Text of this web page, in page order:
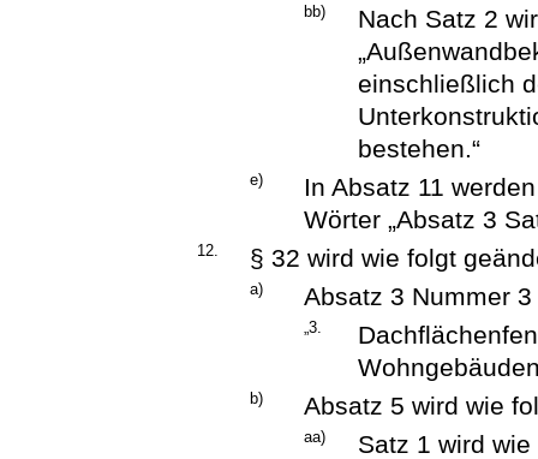
bb)
Nach Satz 2
einschließlich
bestehen.“
e)
In Absatz 11
Wörter „Absatz 3
12. § 32 wird wie folgt
a) Absatz 3 Nummer
„3.
b) Absatz 5 wird wie
aa)
Satz 1 wird